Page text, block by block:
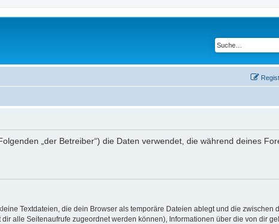
„der Betreiber“) die Daten verwendet, die während deines
Textdateien, die dein Browser als temporäre Dateien ablegt und die zwischen
alle Seitenaufrufe zugeordnet werden können), Informationen über die von dir